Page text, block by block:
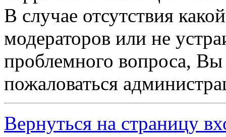
В случае отсутствия
модераторов или не
проблемного вопроса,
пожаловаться
Вернуться на страницу